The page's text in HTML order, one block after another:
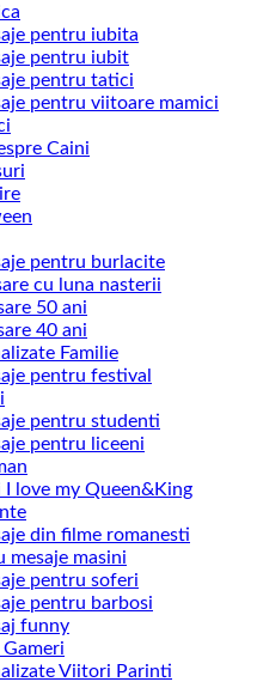
pentru iubita
pentru iubit
pentru tatici
pentru viitoare mamici
Caini
pentru burlacite
cu luna nasterii
50 ani
40 ani
Familie
pentru festival
pentru studenti
pentru liceeni
love my Queen&King
din filme romanesti
mesaje masini
pentru soferi
pentru barbosi
funny
Viitori Parinti